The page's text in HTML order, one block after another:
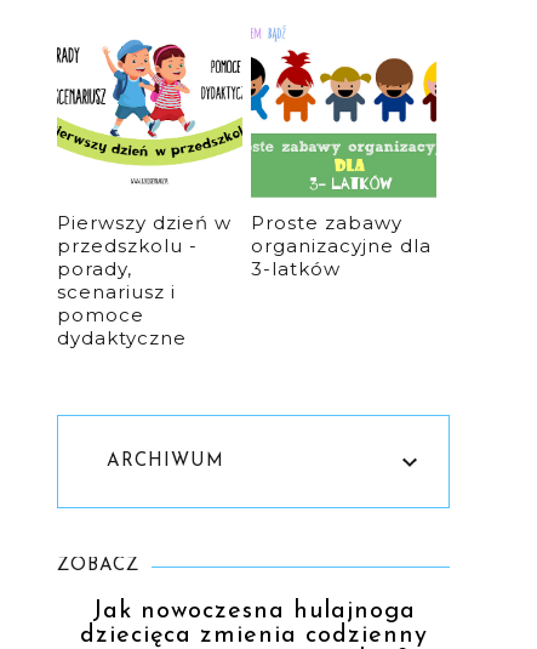
Pierwszy dzień w
przedszkolu -
porady,
scenariusz i
pomoce
dydaktyczne
Proste zabawy
organizacyjne dla
3-latków
ARCHIWUM
ZOBACZ
Jak nowoczesna hulajnoga
dziecięca zmienia codzienny